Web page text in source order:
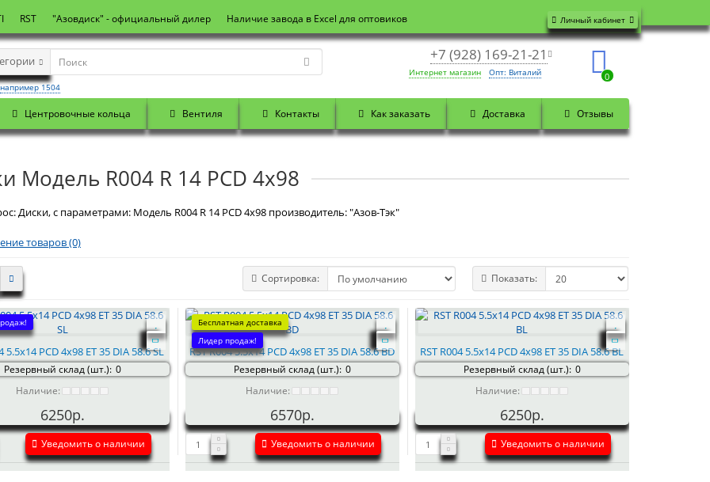
Личный кабинет
RST "Азовдиск" - официальный дилер Наличие завода в Excel для оптовиков
+7 (928) 169-21-21
Интернет магазин Опт: Виталий 0
например 1504
Центровочные кольца Вентиля Контакты Как заказать Доставка Отзывы
Модель R004 R 14 PCD 4x98
Диски, с параметрами: Модель R004 R 14 PCD 4x98 производитель: "Азов-Тэк"
товаров (0)
Сортировка: Показать:
5.5x14 PCD 4x98 ET 35 DIA 58.6 SL
Резервный склад (шт.): 0
Наличие:
6250р.
Уведомить о наличии
Бесплатная доставка
Лидер продаж!
RST R004 5.5x14 PCD 4x98 ET 35 DIA 58.6 BD
Резервный склад (шт.): 0
Наличие:
6570р.
Уведомить о наличии
RST R004 5.5x14 PCD 4x98 ET 35 DIA 58.6 BL
Резервный склад (шт.): 0
Наличие:
6250р.
Уведомить о наличии